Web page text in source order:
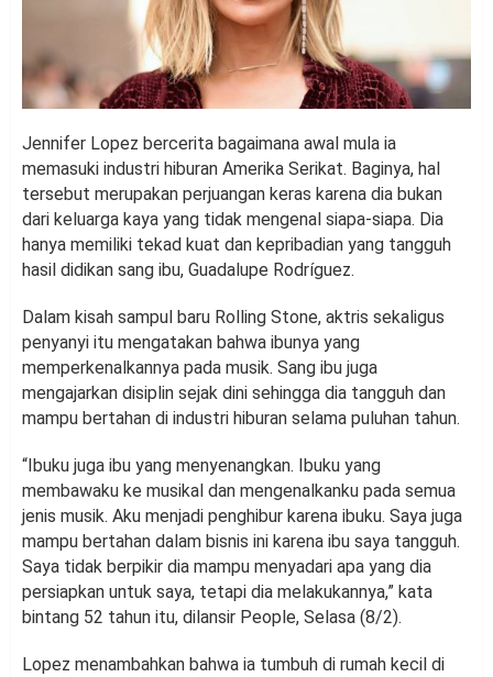
Jennifer Lopez bercerita bagaimana awal mula ia
memasuki industri hiburan Amerika Serikat. Baginya, hal
tersebut merupakan perjuangan keras karena dia bukan
dari keluarga kaya yang tidak mengenal siapa-siapa. Dia
hanya memiliki tekad kuat dan kepribadian yang tangguh
hasil didikan sang ibu, Guadalupe Rodríguez.
Dalam kisah sampul baru Rolling Stone, aktris sekaligus
penyanyi itu mengatakan bahwa ibunya yang
memperkenalkannya pada musik. Sang ibu juga
mengajarkan disiplin sejak dini sehingga dia tangguh dan
mampu bertahan di industri hiburan selama puluhan tahun.
“Ibuku juga ibu yang menyenangkan. Ibuku yang
membawaku ke musikal dan mengenalkanku pada semua
jenis musik. Aku menjadi penghibur karena ibuku. Saya juga
mampu bertahan dalam bisnis ini karena ibu saya tangguh.
Saya tidak berpikir dia mampu menyadari apa yang dia
persiapkan untuk saya, tetapi dia melakukannya,” kata
bintang 52 tahun itu, dilansir People, Selasa (8/2).
Lopez menambahkan bahwa ia tumbuh di rumah kecil di